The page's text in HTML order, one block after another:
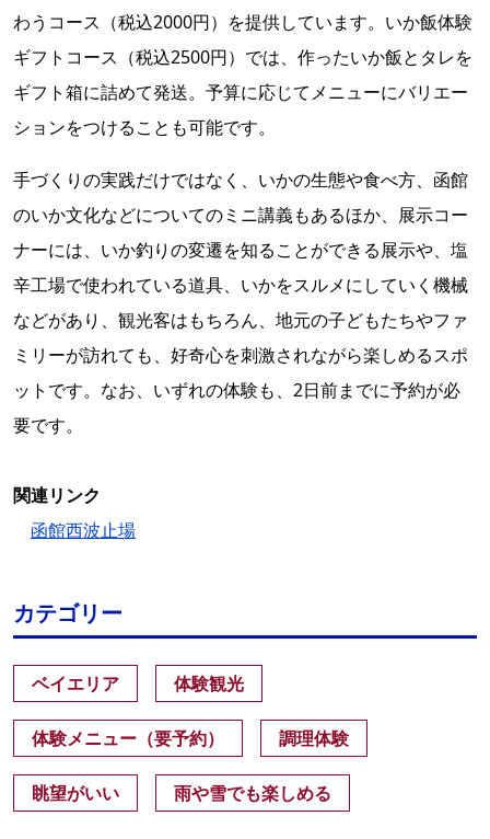
わうコース（税込2000円）を提供しています。いか飯体験
ギフトコース（税込2500円）では、作ったいか飯とタレを
ギフト箱に詰めて発送。予算に応じてメニューにバリエー
ションをつけることも可能です。
手づくりの実践だけではなく、いかの生態や食べ方、函館
のいか文化などについてのミニ講義もあるほか、展示コー
ナーには、いか釣りの変遷を知ることができる展示や、塩
辛工場で使われている道具、いかをスルメにしていく機械
などがあり、観光客はもちろん、地元の子どもたちやファ
ミリーが訪れても、好奇心を刺激されながら楽しめるスポ
ットです。なお、いずれの体験も、2日前までに予約が必
要です。
関連リンク
函館西波止場
カテゴリー
ベイエリア 体験観光
体験メニュー（要予約） 調理体験
眺望がいい 雨や雪でも楽しめる